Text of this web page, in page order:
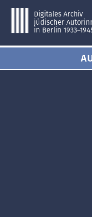
Digitales Archiv
jüdischer
in Berlin